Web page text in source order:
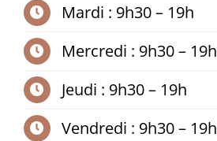
Mardi : 9h30 – 19h
Mercredi : 9h30 – 19h
Jeudi : 9h30 – 19h
Vendredi : 9h30 – 19h